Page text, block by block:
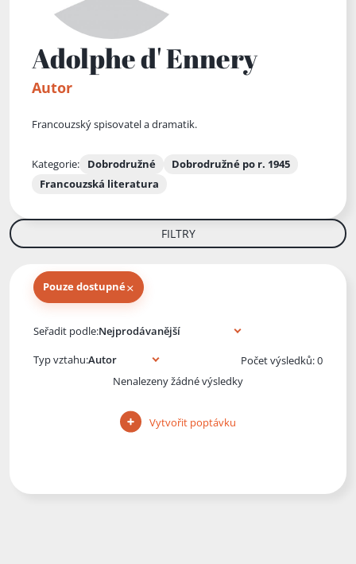
Adolphe d' Ennery
Autor
Francouzský spisovatel a dramatik.
Kategorie: Dobrodružné
Dobrodružné po r. 1945
Francouzská literatura
FILTRY
Pouze dostupné×
Seřadit podle:
Typ vztahu:
Počet výsledků: 0
Nenalezeny žádné výsledky
Vytvořit poptávku